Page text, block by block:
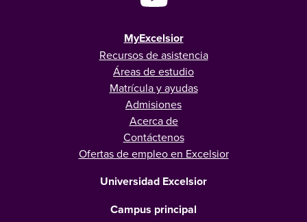
MyExcelsior
Recursos de asistencia
Áreas de estudio
Matrícula y ayudas
Admisiones
Acerca de
Contáctenos
Ofertas de empleo en Excelsior
Universidad Excelsior
Campus principal